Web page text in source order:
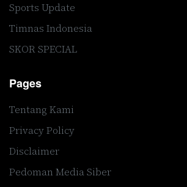
Sports Update
Timnas Indonesia
SKOR SPECIAL
Pages
Tentang Kami
Privacy Policy
Disclaimer
Pedoman Media Siber